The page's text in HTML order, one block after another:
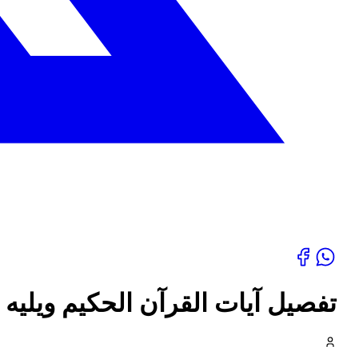
تفصيل آيات القرآن الحكيم